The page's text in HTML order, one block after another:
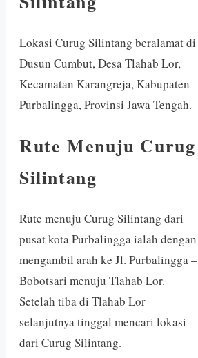
Lokasi Curug Silintang beralamat di
Dusun Cumbut, Desa Tlahab Lor,
Kecamatan Karangreja, Kabupaten
Purbalingga, Provinsi Jawa Tengah.
Rute Menuju Curug
Silintang
Rute menuju Curug Silintang dari
pusat kota Purbalingga ialah dengan
mengambil arah ke Jl. Purbalingga –
Bobotsari menuju Tlahab Lor.
Setelah tiba di Tlahab Lor
selanjutnya tinggal mencari lokasi
dari Curug Silintang.